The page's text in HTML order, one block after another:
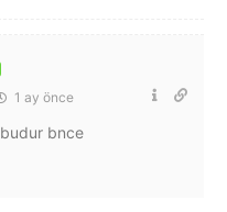
1 ay önce
bnce